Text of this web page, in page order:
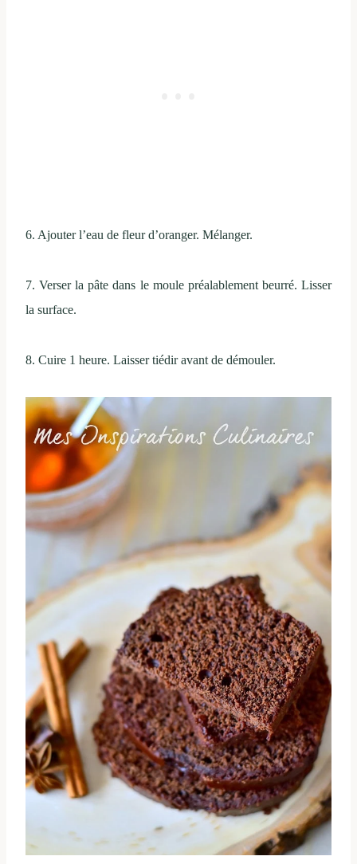
6. Ajouter l’eau de fleur d’oranger. Mélanger.
7. Verser la pâte dans le moule préalablement beurré. Lisser
la surface.
8. Cuire 1 heure. Laisser tiédir avant de démouler.